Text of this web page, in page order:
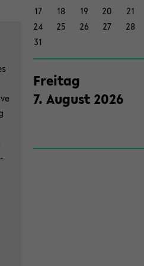
on
wech­
seln
17
18 19 20 21
24
25 26 27 28
31
Frei­tag
7.Au­gust2026